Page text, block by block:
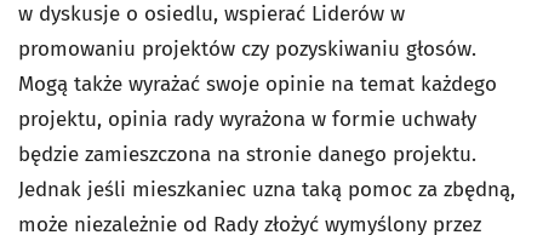
w dyskusje o osiedlu, wspierać Liderów w
promowaniu projektów czy pozyskiwaniu głosów.
Mogą także wyrażać swoje opinie na temat każdego
projektu, opinia rady wyrażona w formie uchwały
będzie zamieszczona na stronie danego projektu.
Jednak jeśli mieszkaniec uzna taką pomoc za zbędną,
może niezależnie od Rady złożyć wymyślony przez